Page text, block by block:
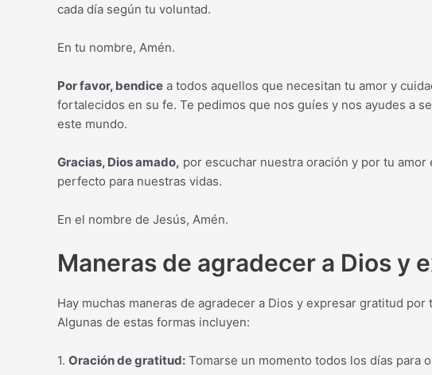
cada día según tu voluntad.
En tu nombre, Amén.
Por favor, bendice a todos aquellos que necesitan tu amor y
fortalecidos en su fe. Te pedimos que nos guíes y nos ayudes a
este mundo.
Gracias, Dios amado, por escuchar nuestra oración y por tu
perfecto para nuestras vidas.
En el nombre de Jesús, Amén.
Maneras de agradecer a Dios y
Hay muchas maneras de agradecer a Dios y expresar gratitud
Algunas de estas formas incluyen:
1. Oración de gratitud: Tomarse un momento todos los días para